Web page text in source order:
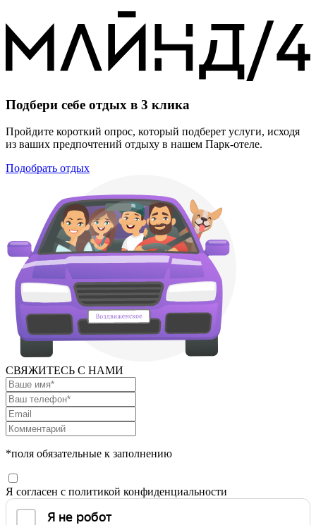
Подбери себе отдых в 3 клика
Пройдите короткий опрос, который подберет услуги, исходя
из ваших предпочтений отдыху в нашем Парк-отеле.
Подобрать отдых
СВЯЖИТЕСЬ С НАМИ
*поля обязательные к заполнению
Я согласен с политикой конфиденциальности